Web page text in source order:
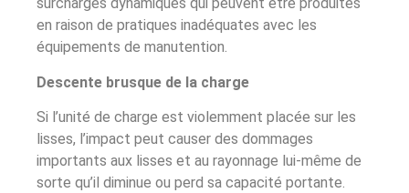
en raison de pratiques inadéquates avec les
équipements de manutention.
Descente brusque de la charge
Si l’unité de charge est violemment placée sur les
lisses, l’impact peut causer des dommages
importants aux lisses et au rayonnage lui-même de
sorte qu’il diminue ou perd sa capacité portante.